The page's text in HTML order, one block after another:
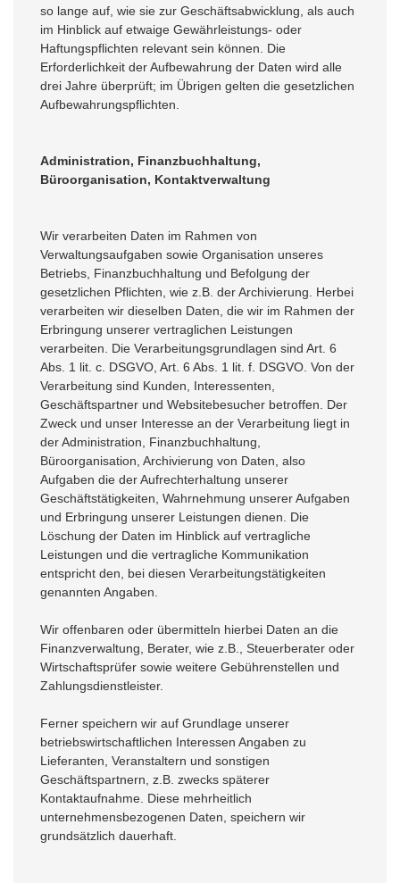
so lange auf, wie sie zur Geschäftsabwicklung, als auch
im Hinblick auf etwaige Gewährleistungs- oder
Haftungspflichten relevant sein können. Die
Erforderlichkeit der Aufbewahrung der Daten wird alle
drei Jahre überprüft; im Übrigen gelten die gesetzlichen
Aufbewahrungspflichten.
Administration, Finanzbuchhaltung,
Büroorganisation, Kontaktverwaltung
Wir verarbeiten Daten im Rahmen von
Verwaltungsaufgaben sowie Organisation unseres
Betriebs, Finanzbuchhaltung und Befolgung der
gesetzlichen Pflichten, wie z.B. der Archivierung. Herbei
verarbeiten wir dieselben Daten, die wir im Rahmen der
Erbringung unserer vertraglichen Leistungen
verarbeiten. Die Verarbeitungsgrundlagen sind Art. 6
Abs. 1 lit. c. DSGVO, Art. 6 Abs. 1 lit. f. DSGVO. Von der
Verarbeitung sind Kunden, Interessenten,
Geschäftspartner und Websitebesucher betroffen. Der
Zweck und unser Interesse an der Verarbeitung liegt in
der Administration, Finanzbuchhaltung,
Büroorganisation, Archivierung von Daten, also
Aufgaben die der Aufrechterhaltung unserer
Geschäftstätigkeiten, Wahrnehmung unserer Aufgaben
und Erbringung unserer Leistungen dienen. Die
Löschung der Daten im Hinblick auf vertragliche
Leistungen und die vertragliche Kommunikation
entspricht den, bei diesen Verarbeitungstätigkeiten
genannten Angaben.
Wir offenbaren oder übermitteln hierbei Daten an die
Finanzverwaltung, Berater, wie z.B., Steuerberater oder
Wirtschaftsprüfer sowie weitere Gebührenstellen und
Zahlungsdienstleister.
Ferner speichern wir auf Grundlage unserer
betriebswirtschaftlichen Interessen Angaben zu
Lieferanten, Veranstaltern und sonstigen
Geschäftspartnern, z.B. zwecks späterer
Kontaktaufnahme. Diese mehrheitlich
unternehmensbezogenen Daten, speichern wir
grundsätzlich dauerhaft.